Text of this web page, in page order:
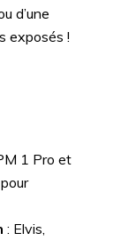
d’une
exposés !
1 Pro et
: Elvis,